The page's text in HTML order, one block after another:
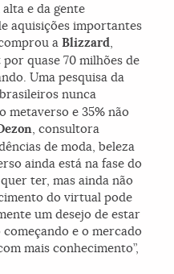
e da gente
aquisições importantes
aBlizzard,
quase 70 milhões de
Uma pesquisa da
nunca
metaverso e 35% não
, consultora
de moda, beleza
ainda está na fase do
ter, mas ainda não
do virtual pode
um desejo de estar
e o mercado
mais conhecimento”,